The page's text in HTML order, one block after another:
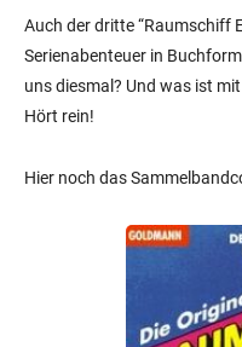
Auch der dritte “Raumschiff
Serienabenteuer in
uns diesmal? Und was ist
Hört rein!
Hier noch das